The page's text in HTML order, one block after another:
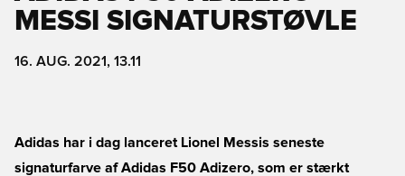
MESSI SIGNATURSTØVLE
16. AUG. 2021, 13.11
Adidas har i dag lanceret Lionel Messis seneste
signaturfarve af Adidas F50 Adizero, som er stærkt